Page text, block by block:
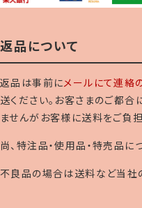
返品について
返品は事前にメールにて連絡
送ください。お客さまのご都
ませんがお客様に送料をご負担
尚、特注品・使用品・特売品に
不良品の場合は送料など当社